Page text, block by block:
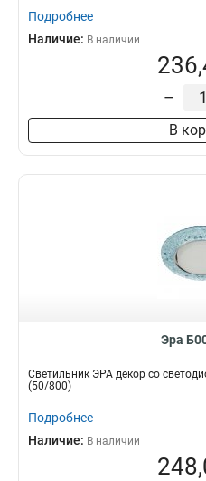
Подробнее
Наличие: В наличии
–
В
Эра
Светильник ЭРА декор cо
(50/800)
Подробнее
Наличие: В наличии